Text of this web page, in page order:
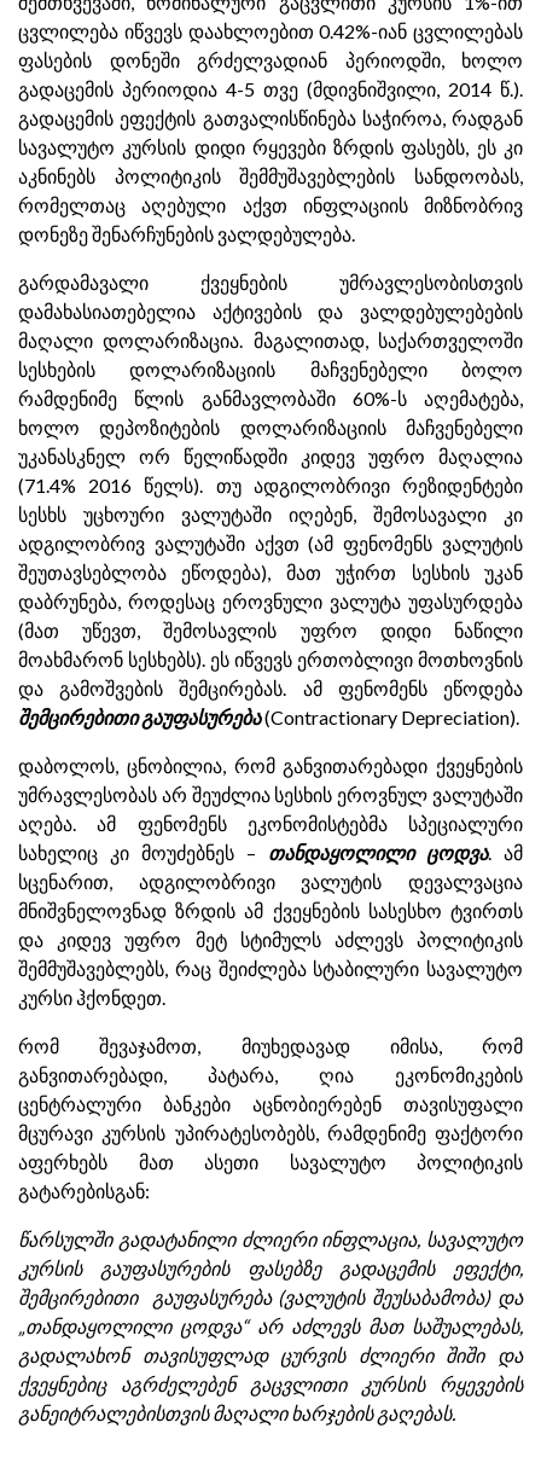
ცვლილება იწვევს დაახლოებით 0.42%-იან ცვლილებას
ფასების დონეში გრძელვადიან პერიოდში, ხოლო
გადაცემის პერიოდია 4-5 თვე (მდივნიშვილი, 2014 წ.).
გადაცემის ეფექტის გათვალისწინება საჭიროა, რადგან
სავალუტო კურსის დიდი რყევები ზრდის ფასებს, ეს კი
აკნინებს პოლიტიკის შემმუშავებლების სანდოობას,
რომელთაც აღებული აქვთ ინფლაციის მიზნობრივ
დონეზე შენარჩუნების ვალდებულება.
გარდამავალი ქვეყნების უმრავლესობისთვის
დამახასიათებელია აქტივების და ვალდებულებების
მაღალი დოლარიზაცია. მაგალითად, საქართველოში
სესხების დოლარიზაციის მაჩვენებელი ბოლო
რამდენიმე წლის განმავლობაში 60%-ს აღემატება,
ხოლო დეპოზიტების დოლარიზაციის მაჩვენებელი
უკანასკნელ ორ წელიწადში კიდევ უფრო მაღალია
(71.4% 2016 წელს). თუ ადგილობრივი რეზიდენტები
სესხს უცხოური ვალუტაში იღებენ, შემოსავალი კი
ადგილობრივ ვალუტაში აქვთ (ამ ფენომენს ვალუტის
შეუთავსებლობა ეწოდება), მათ უჭირთ სესხის უკან
დაბრუნება, როდესაც ეროვნული ვალუტა უფასურდება
(მათ უწევთ, შემოსავლის უფრო დიდი ნაწილი
მოახმარონ სესხებს). ეს იწვევს ერთობლივი მოთხოვნის
და გამოშვების შემცირებას. ამ ფენომენს ეწოდება
შემცირებითი გაუფასურება(Contractionary Depreciation).
დაბოლოს, ცნობილია, რომ განვითარებადი ქვეყნების
უმრავლესობას არ შეუძლია სესხის ეროვნულ ვალუტაში
აღება. ამ ფენომენს ეკონომისტებმა სპეციალური
სახელიც კი მოუძებნეს – თანდაყოლილი ცოდვა. ამ
სცენარით, ადგილობრივი ვალუტის დევალვაცია
მნიშვნელოვნად ზრდის ამ ქვეყნების სასესხო ტვირთს
და კიდევ უფრო მეტ სტიმულს აძლევს პოლიტიკის
შემმუშავებლებს, რაც შეიძლება სტაბილური სავალუტო
კურსი ჰქონდეთ.
რომ შევაჯამოთ, მიუხედავად იმისა, რომ
განვითარებადი, პატარა, ღია ეკონომიკების
ცენტრალური ბანკები აცნობიერებენ თავისუფალი
მცურავი კურსის უპირატესობებს, რამდენიმე ფაქტორი
აფერხებს მათ ასეთი სავალუტო პოლიტიკის
გატარებისგან:
წარსულში გადატანილი ძლიერი ინფლაცია, სავალუტო
კურსის გაუფასურების ფასებზე გადაცემის ეფექტი,
შემცირებითი გაუფასურება (ვალუტის შეუსაბამობა) და
„თანდაყოლილი ცოდვა“ არ აძლევს მათ საშუალებას,
გადალახონ თავისუფლად ცურვის ძლიერი შიში და
ქვეყნებიც აგრძელებენ გაცვლითი კურსის რყევების
განეიტრალებისთვის მაღალი ხარჯების გაღებას.